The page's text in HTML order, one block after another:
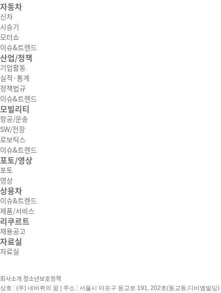
자동차
신차
시승기
모터쇼
이슈&트렌드
산업/정책
기업활동
실적·통계
정책법규
이슈&트렌드
모빌리티
항공/운송
SW/전장
로보틱스
이슈&트렌드
포토/영상
포토
영상
상용차
이슈&트렌드
제품/서비스
리쿠르트
채용공고
자료실
자료실
회사소개 청소년보호정책
상호 : (주) 네바퀴의 꿈 | 주소 : 서울시 마포구 동교로 191, 202호(동교동,디비엠빌